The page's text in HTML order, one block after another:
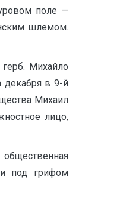
поле —
шлемом.
Михайло
декабря в 9-й
Михаил
лицо,
под грифом